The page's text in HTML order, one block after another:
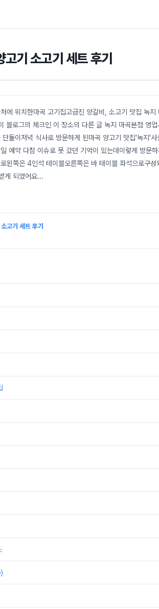
기 소고기 세트 후기
에 위치한마곡 고기집고급진 양갈비, 소고기 맛집 녹
블로그의 체크인 이 장소의 다른 글 녹지 마곡본점
이저녁 식사로 방문하게 된마곡 양고기 맛집'녹지'사
예약 다참 이슈로 못 갔던 기억이 있는데이렇게 방문
왼쪽은 4인석 테이블오른쪽은 바 테이블 좌석으로구
게 되었어요...
고기 세트 후기